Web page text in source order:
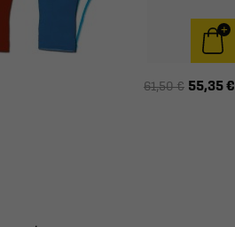
61,50 € 55,35 €